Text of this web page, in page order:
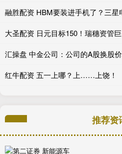
汇操盘 中金公司：公司的A股换股
红牛配资 五一上哪？上……上饶！
推荐资